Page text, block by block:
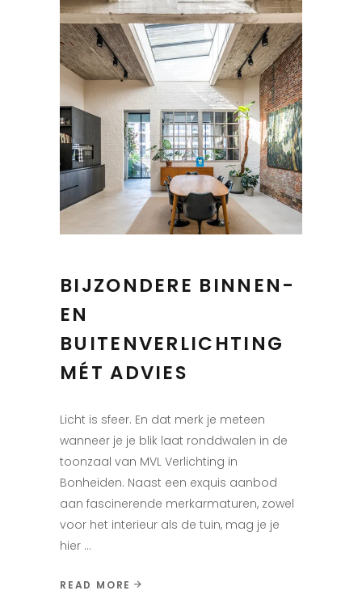
BIJZONDERE BINNEN-
EN
BUITENVERLICHTING
MÉT ADVIES
Licht is sfeer. En dat merk je meteen
wanneer je je blik laat ronddwalen in de
toonzaal van MVL Verlichting in
Bonheiden. Naast een exquis aanbod
aan fascinerende merkarmaturen, zowel
voor het interieur als de tuin, mag je je
hier
READ MORE